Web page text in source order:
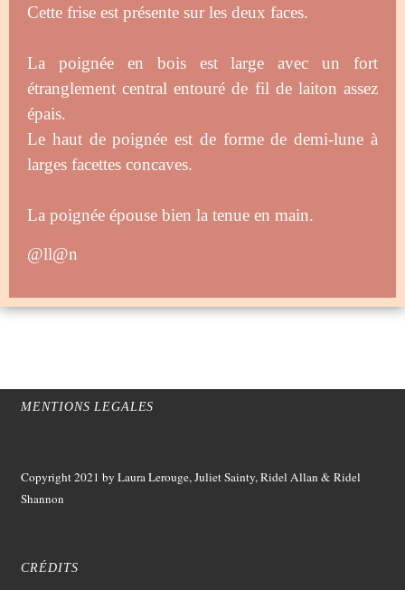
Cette frise est présente sur les deux faces.
La poignée en bois est large avec un fort
étranglement central entouré de fil de laiton assez
épais.
Le haut de poignée est de forme de demi-lune à
larges facettes concaves.
La poignée épouse bien la tenue en main.
@ll@n
MENTIONS LEGALES
Copyright 2021 by Laura Lerouge, Juliet Sainty, Ridel Allan &Ridel
Shannon
CRÉDITS